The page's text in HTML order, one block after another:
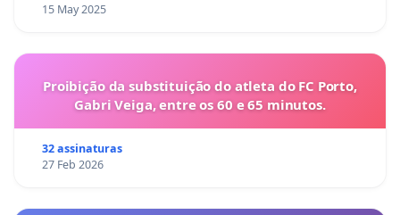
15 May 2025
Proibição da substituição do atleta do FC Porto,
Gabri Veiga, entre os 60 e 65 minutos.
32 assinaturas
27 Feb 2026